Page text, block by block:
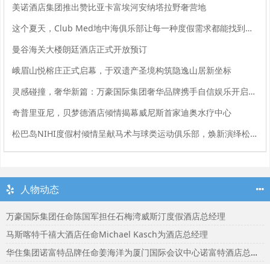
美诺酒店集团推出赞比亚卡富埃河安纳塔拉野奢营地
这个夏天，Club Med地中海俱乐部让每一种度假需求都能找到回音
曼谷海关大楼朗廷酒店正式开放预订
峨眉山悦榕庄正式启幕，于双遗产圣境构筑隐逸山居新坐标
灵感碰撞，奢华新篇：万豪国际集团奢华品牌携手自信娱乐开启大中华区品牌合作
奇普里亚尼，贝梦德酒店倾情揭幕威尼斯首家迪奥水疗中心
松巴岛NIHI度假村倾情呈献马术与球类运动俱乐部，焕新演绎松巴岛马术传承
人物动态
万豪国际集团任命陈国军担任石梅湾威斯汀度假酒店总经理
马斯喀特千禧大酒店任命Michael Kasch为酒店总经理
华住集团诺富特品牌任命姜海洋为厦门国际会议中心诺富特酒店总经理